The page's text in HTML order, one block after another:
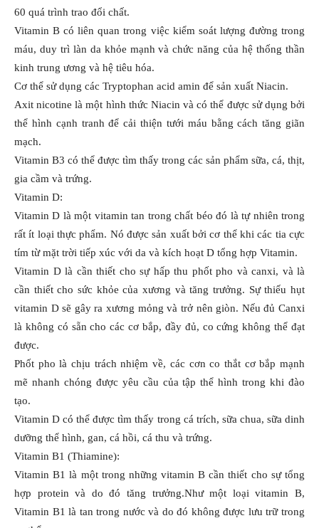
60 quá trình trao đổi chất.
Vitamin B có liên quan trong việc kiểm soát lượng đường trong
máu, duy trì làn da khỏe mạnh và chức năng của hệ thống thần
kinh trung ương và hệ tiêu hóa.
Cơ thể sử dụng các Tryptophan acid amin để sản xuất Niacin.
Axit nicotine là một hình thức Niacin và có thể được sử dụng bởi
thể hình cạnh tranh để cải thiện tưới máu bằng cách tăng giãn
mạch.
Vitamin B3 có thể được tìm thấy trong các sản phẩm sữa, cá, thịt,
gia cầm và trứng.
Vitamin D:
Vitamin D là một vitamin tan trong chất béo đó là tự nhiên trong
rất ít loại thực phẩm. Nó được sản xuất bởi cơ thể khi các tia cực
tím từ mặt trời tiếp xúc với da và kích hoạt D tổng hợp Vitamin.
Vitamin D là cần thiết cho sự hấp thu phốt pho và canxi, và là
cần thiết cho sức khỏe của xương và tăng trưởng. Sự thiếu hụt
vitamin D sẽ gây ra xương mỏng và trở nên giòn. Nếu đủ Canxi
là không có sẵn cho các cơ bắp, đầy đủ, co cứng không thể đạt
được.
Phốt pho là chịu trách nhiệm về, các cơn co thắt cơ bắp mạnh
mẽ nhanh chóng được yêu cầu của tập thể hình trong khi đào
tạo.
Vitamin D có thể được tìm thấy trong cá trích, sữa chua, sữa dinh
dưỡng thể hình, gan, cá hồi, cá thu và trứng.
Vitamin B1 (Thiamine):
Vitamin B1 là một trong những vitamin B cần thiết cho sự tổng
hợp protein và do đó tăng trưởng.Như một loại vitamin B,
Vitamin B1 là tan trong nước và do đó không được lưu trữ trong